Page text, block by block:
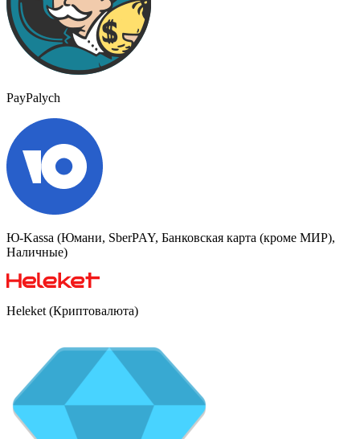
PayPalych
Ю-Kassa (Юмани, SberPAY, Банковская карта (кроме МИР),
Наличные)
Heleket (Криптовалюта)